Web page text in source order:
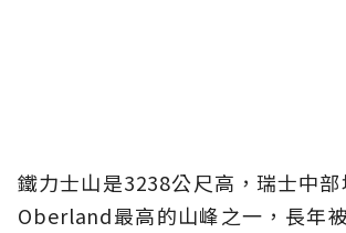
鐵力士山是3238公尺高，瑞士中
Oberland最高的山峰之一，長年